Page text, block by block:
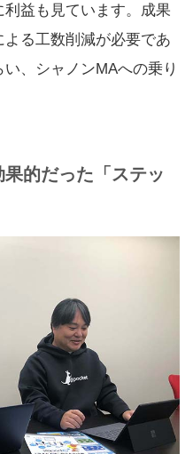
益も見ています。成果
る工数削減が必要であ
、シャノンMAへの乗り
的だった「ステッ